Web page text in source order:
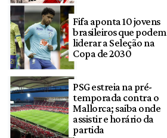
Fifa aponta 10 jovens
brasileiros que podem
liderar a Seleção na
Copa de 2030
PSG estreia na pré-
temporada contra o
Mallorca; saiba onde
assistir e horário da
partida